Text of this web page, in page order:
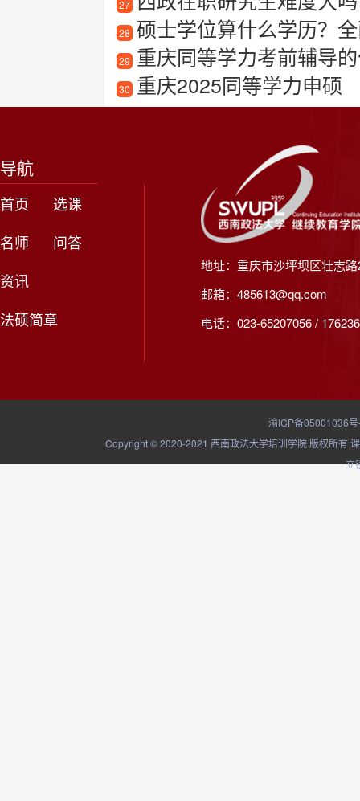
27
28 硕士学位算什么学历？
29 重庆同等学力考前辅导
30 重庆2025同等学力申硕
导航
首页
选课
名师
问答
资讯
法硕简章
地址：重庆市沙坪坝区壮志
邮箱：485613@qq.com
电话：023-65207056 /
渝ICP备05001036
Copyright © 2020-2021 西南政法大学培训学院 版权所有
立